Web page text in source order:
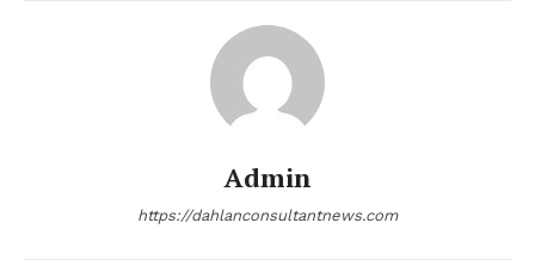
Admin
https://dahlanconsultantnews.com